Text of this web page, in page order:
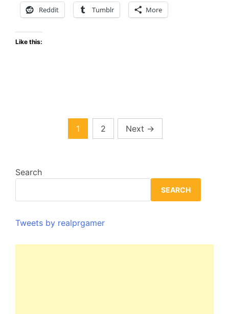
MUNDIAL
EL
Reddit Tumblr More
Like this:
1 2 Next →
Search
SEARCH
Tweets by realprgamer